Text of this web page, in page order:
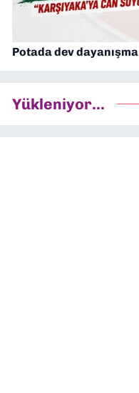
Potada dev dayanışma
Yükleniyor...